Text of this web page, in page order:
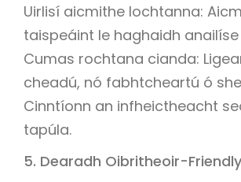
Uirlisí aicmithe lochtanna:
taispeáint le haghaidh
Cumas rochtana cianda:
cheadú, nó fabhtcheartú ó
Cinntíonn an infheictheacht
tapúla.
5. Dearadh Oibritheoir-